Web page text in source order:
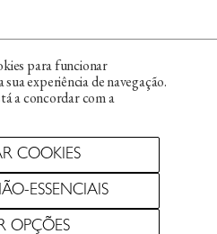
Developed by:
para funcionar
experiência de navegação.
a concordar com a
COOKIES
ESSENCIAIS
OPÇÕES